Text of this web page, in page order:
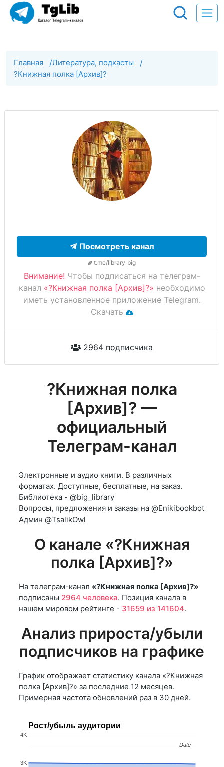
Главная /Литература, подкасты /
?Книжная полка [Архив]?
Посмотреть канал
t.me/library_big
Внимание! Чтобы подписаться на телеграм-
канал «?Книжная полка [Архив]?» необходимо
иметь установленное приложение Telegram.
Скачать
2964 подписчика
?Книжная полка
[Архив]? —
официальный
Телеграм-канал
Электронные и аудио книги. В различных
форматах. Доступные, бесплатные, на заказ.
Библиотека - @big_library
Вопросы, предложения и заказы на @Enikibookbot
Админ @TsalikOwl
О канале «?Книжная
полка [Архив]?»
На телеграм-канал «?Книжная полка [Архив]?»
подписаны 2964 человека. Позиция канала в
нашем мировом рейтинге - 31659 из 141604.
Анализ прироста/убыли
подписчиков на графике
График отображает статистику канала «?Книжная
полка [Архив]?» за последние 12 месяцев.
Примерная частота обновлений раз в 30 дней.
Рост/убыль аудитории
3K
4K
Date
Date